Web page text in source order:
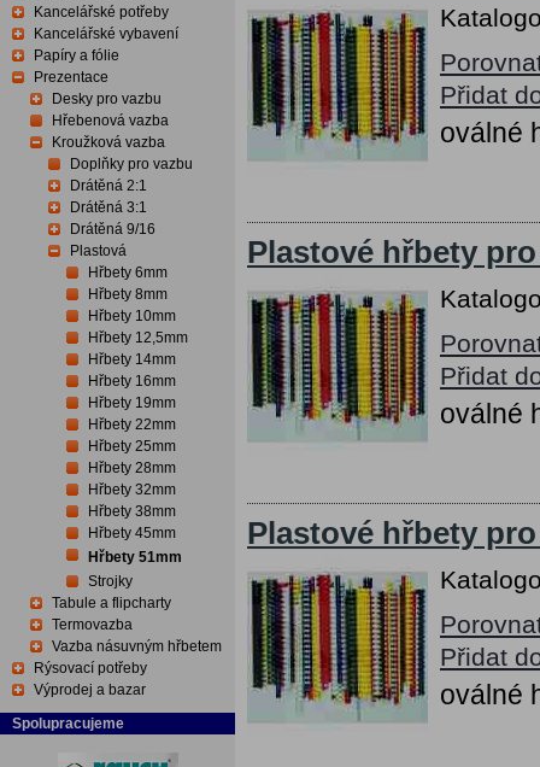
Kancelářské potřeby
Kancelářské vybavení
Papíry a fólie
Prezentace
Desky pro vazbu
Hřebenová vazba
Kroužková vazba
Doplňky pro vazbu
Drátěná 2:1
Drátěná 3:1
Drátěná 9/16
Plastová
Hřbety 6mm
Hřbety 8mm
Hřbety 10mm
Hřbety 12,5mm
Hřbety 14mm
Hřbety 16mm
Hřbety 19mm
Hřbety 22mm
Hřbety 25mm
Hřbety 28mm
Hřbety 32mm
Hřbety 38mm
Hřbety 45mm
Hřbety 51mm
Strojky
Tabule a flipcharty
Termovazba
Vazba násuvným hřbetem
Rýsovací potřeby
Výprodej a bazar
Spolupracujeme
Přidat
oválné
Plastové hřbety
Přidat
oválné
Plastové hřbety
Přidat
oválné